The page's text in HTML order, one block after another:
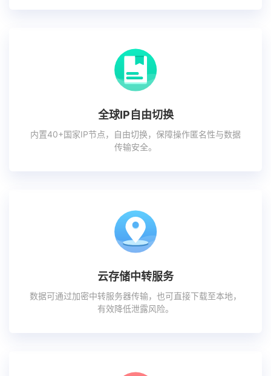
全球IP自由切换
内置40+国家IP节点，自由切换，保障操作匿名性与数据
传输安全。
云存储中转服务
数据可通过加密中转服务器传输，也可直接下载至本地，
有效降低泄露风险。